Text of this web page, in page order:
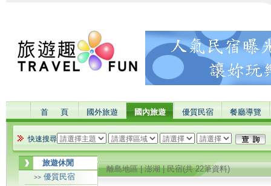
首 頁 國外旅遊 國內旅遊 優質民宿 餐廳導覽
快速搜尋
旅遊休閒
>> 優質民宿
離島地區 | 澎湖 | 民宿(共 22筆資料)